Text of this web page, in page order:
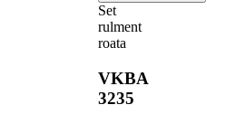
Set
rulment
roata
VKBA
3235